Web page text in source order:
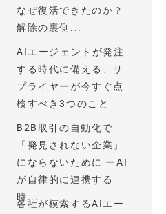
なぜ復活できたのか？
解除の裏側...
AIエージェントが発注
する時代に備える、サ
プライヤーが今すぐ点
検すべき3つのこと
B2B取引の自動化で
「発見されない企業」
にならないために ーAI
が自律的に連携する
時...
各社が模索するAIエー